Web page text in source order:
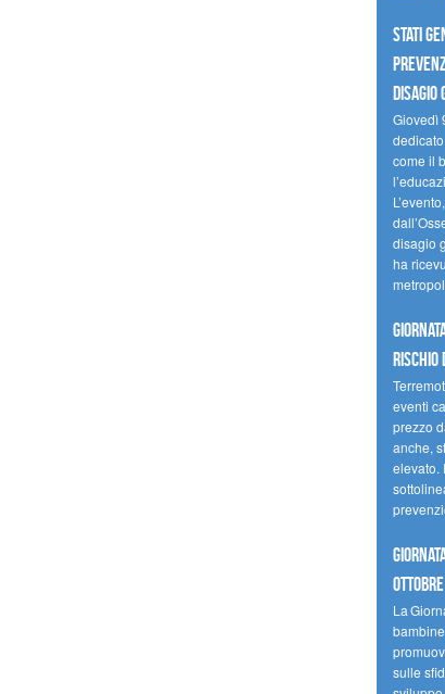
Stati
disagio
Giovedì
come il
disagio
ha
rischio
eventi
prezzo
anche,
elevato.
ottobre
La
sulle